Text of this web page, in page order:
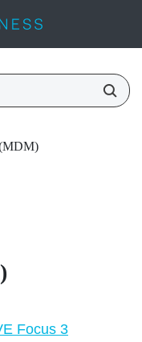
Focus 3